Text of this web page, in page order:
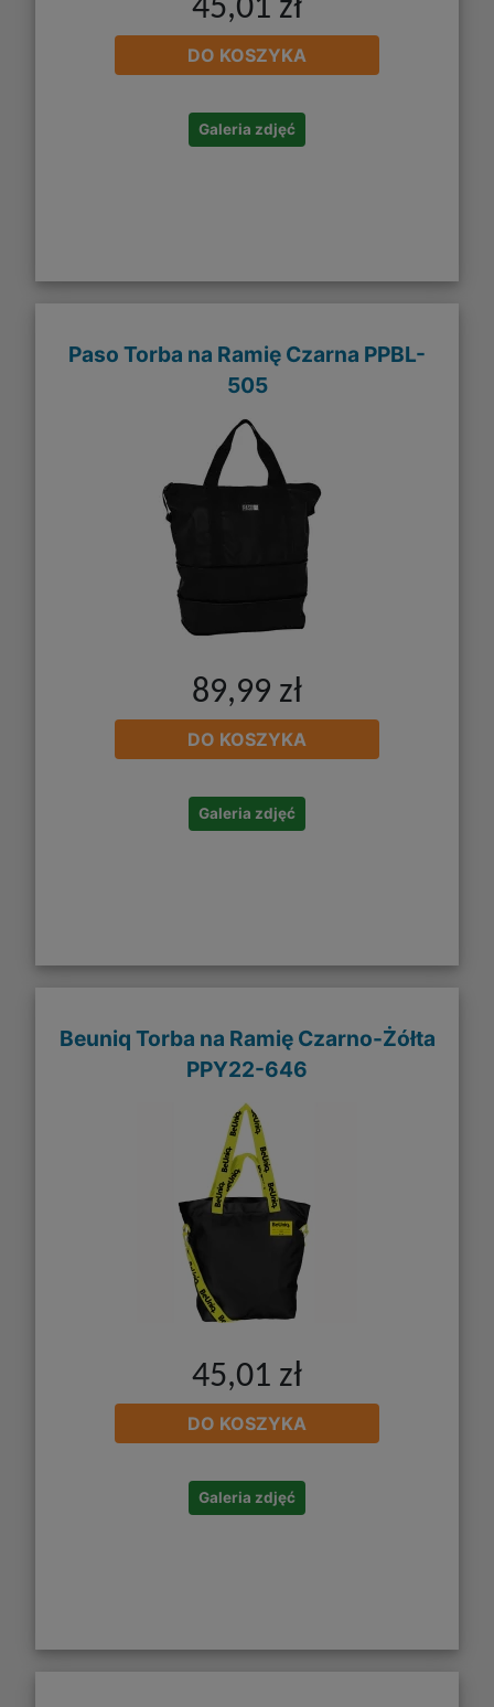
45,01 zł
DO KOSZYKA
Galeria zdjęć
Paso Torba na Ramię Czarna PPBL-
505
89,99 zł
DO KOSZYKA
Galeria zdjęć
Beuniq Torba na Ramię Czarno-Żółta
PPY22-646
45,01 zł
DO KOSZYKA
Galeria zdjęć